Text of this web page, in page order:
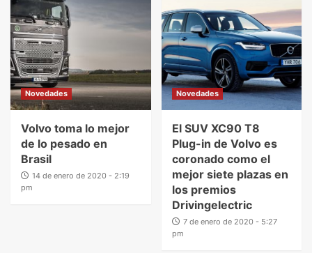
Novedades
Volvo toma lo mejor
de lo pesado en
Brasil
14 de enero de 2020 - 2:19
pm
Novedades
El SUV XC90 T8
Plug-in de Volvo es
coronado como el
mejor siete plazas en
los premios
Drivingelectric
7 de enero de 2020 - 5:27
pm